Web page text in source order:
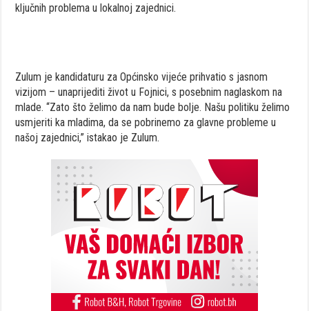
ključnih problema u lokalnoj zajednici.
Zulum je kandidaturu za Općinsko vijeće prihvatio s jasnom
vizijom – unaprijediti život u Fojnici, s posebnim naglaskom na
mlade. “Zato što želimo da nam bude bolje. Našu politiku želimo
usmjeriti ka mladima, da se pobrinemo za glavne probleme u
našoj zajednici,” istakao je Zulum.